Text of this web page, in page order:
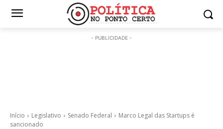
- PUBLICIDADE -
Início Legislativo Senado Federal
Marco Legal das Startups é
sancionado